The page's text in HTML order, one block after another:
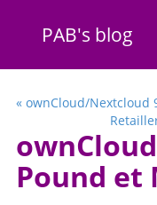
PAB's blog
« ownCloud/Nextcloud
Pound et